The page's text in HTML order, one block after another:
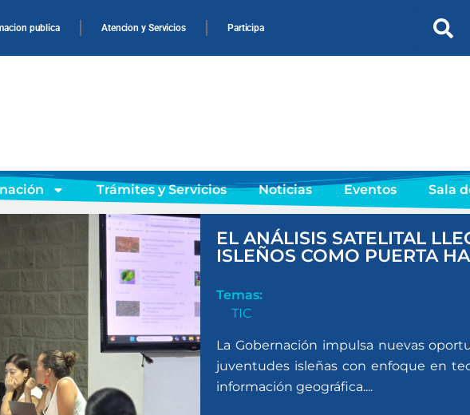
publica Atencion y Servicios Participa
Trámites y Servicios Noticias Eventos Sala
EL ANÁLISIS SATELITAL
ISLEÑOS COMO PUERTA
Temas:
TIC
La Gobernación impulsa nuevas
juventudes isleñas con enfoque en
información geográfica....